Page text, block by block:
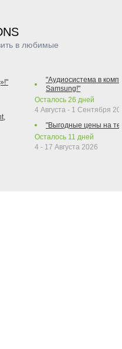
в любимые
"Аудиосистема в
Samsung!"
Осталось 26 дней
4 Августа - 1 Сентября
"Выгодные цены на
Осталось 11 дней
4 - 17 Августа 2026